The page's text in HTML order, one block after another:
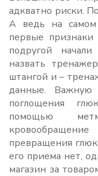
адкватно риски.
А ведь на самом
первые
подругой
назвать
штангой и –
данные. Важную
поглощения
помощью
превращения
его приема нет,
магазин за